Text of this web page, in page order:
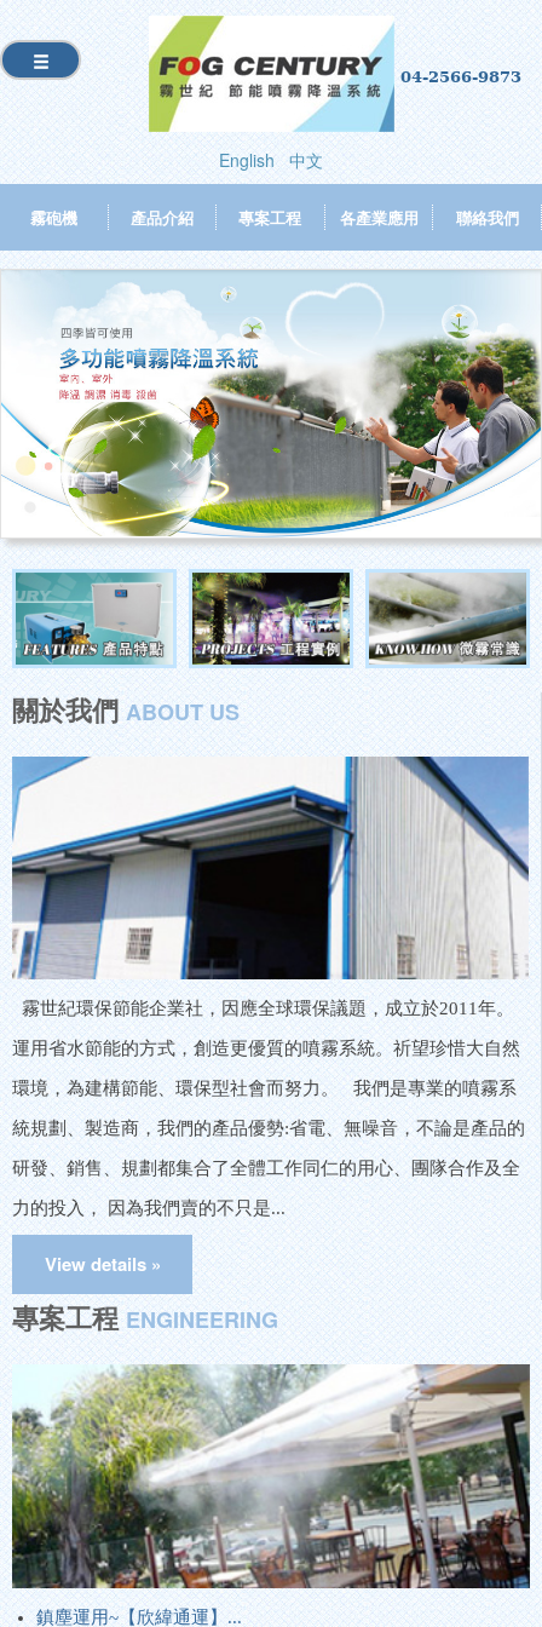
04-2566-9873
English 中文
霧砲機 產品介紹 專案工程 各產業應用 聯絡我們
關於我們ABOUT US
霧世紀環保節能企業社，因應全球環保議題，成立於2011年。
運用省水節能的方式，創造更優質的噴霧系統。祈望珍惜大自然
環境，為建構節能、環保型社會而努力。 我們是專業的噴霧系
統規劃、製造商，我們的產品優勢:省電、無噪音，不論是產品的
研發、銷售、規劃都集合了全體工作同仁的用心、團隊合作及全
力的投入， 因為我們賣的不只是...
專案工程ENGINEERING
鎮塵運用~【欣緯通運】...